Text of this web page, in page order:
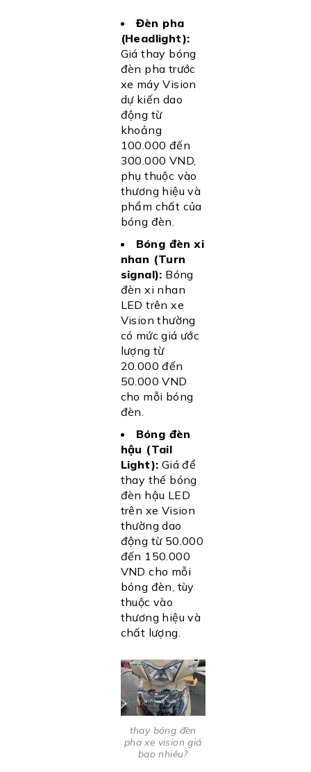
Đèn pha
(Headlight):
Giá thay bóng
đèn pha trước
xe máy Vision
dự kiến dao
động từ
khoảng
100.000 đến
300.000 VND,
phụ thuộc vào
thương hiệu và
phẩm chất của
bóng đèn.
Bóng đèn xi
nhan (Turn
signal): Bóng
đèn xi nhan
LED trên xe
Vision thường
có mức giá ước
lượng từ
20.000 đến
50.000 VND
cho mỗi bóng
đèn.
Bóng đèn
hậu (Tail
Light): Giá để
thay thế bóng
đèn hậu LED
trên xe Vision
thường dao
động từ 50.000
đến 150.000
VND cho mỗi
bóng đèn, tùy
thuộc vào
thương hiệu và
chất lượng.
thay bóng đèn
pha xe vision giá
bao nhiêu?